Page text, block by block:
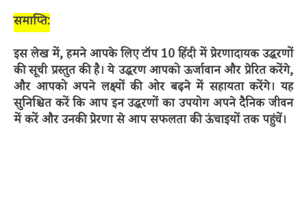
समाप्ति:
इस लेख में, हमने आपके लिए टॉप 10 हिंदी में प्रेरणादायक उद्धरणों
की सूची प्रस्तुत की है। ये उद्धरण आपको ऊर्जावान और प्रेरित करेंगे,
और आपको अपने लक्ष्यों की ओर बढ़ने में सहायता करेंगे। यह
सुनिश्चित करें कि आप इन उद्धरणों का उपयोग अपने दैनिक जीवन
में करें और उनकी प्रेरणा से आप सफलता की ऊंचाइयों तक पहुंचें।